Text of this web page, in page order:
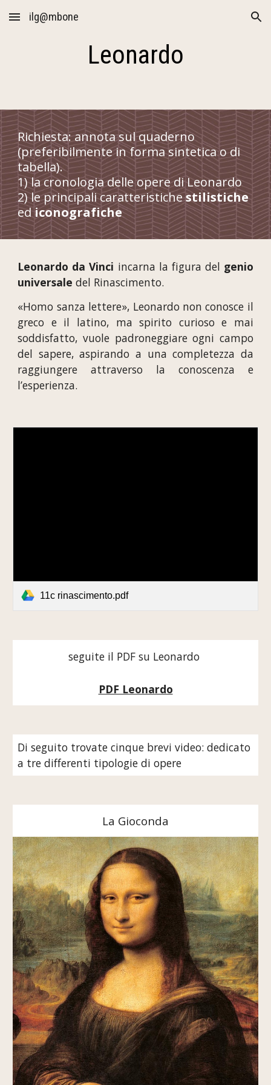
Skip to main content Skip to navigation
ilg@mbone
Leonardo
Richiesta: annota sul quaderno
(preferibilmente in forma sintetica o di
tabella).
1) la cronologia delle opere di Leonardo
2) le principali caratteristiche
stilistiche
ed iconografiche
Leonardo da Vinci incarna la figura del genio
universale del Rinascimento.
«Homo sanza lettere», Leonardo non conosce il
greco e il latino, ma spirito curioso e mai
soddisfatto, vuole padroneggiare ogni campo
del sapere, aspirando a una completezza da
raggiungere attraverso la conoscenza e
l’esperienza.
11c rinascimento.pdf
seguite il PDF su Leonardo
PDF Leonardo
Di seguito trovate cinque brevi video: dedicato
a tre differenti tipologie di opere
La Gioconda